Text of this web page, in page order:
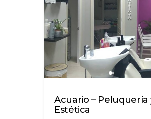
Acuario – Peluquería
Estética